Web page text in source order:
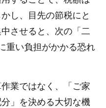
し、目先の節税にと
させると、次の「二
重い負担がかかる恐れ
業ではなく、「ご家
」を決める大切な機